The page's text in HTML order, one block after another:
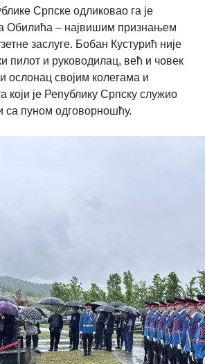
Српске одликовао га је
– највишим признањем
заслуге. Бобан Кустурић није
пилот и руководилац, већ и човек
ослонац својим колегама и
који је Републику Српску служио
са пуном одговорношћу.